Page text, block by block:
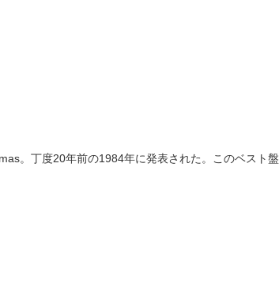
。丁度20年前の1984年に発表された。このベスト盤